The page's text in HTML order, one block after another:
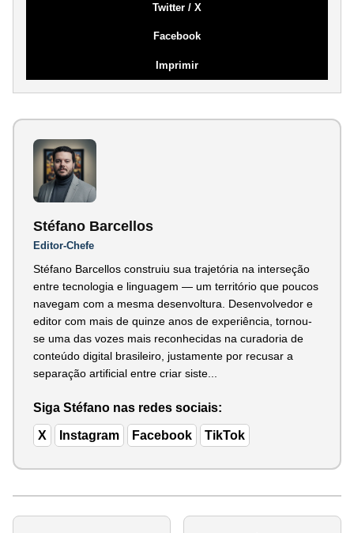
Twitter / X
Facebook
Imprimir
Stéfano Barcellos
Editor-Chefe
Stéfano Barcellos construiu sua trajetória na interseção
entre tecnologia e linguagem — um território que poucos
navegam com a mesma desenvoltura. Desenvolvedor e
editor com mais de quinze anos de experiência, tornou-
se uma das vozes mais reconhecidas na curadoria de
conteúdo digital brasileiro, justamente por recusar a
separação artificial entre criar siste...
Siga Stéfano nas redes sociais:
X Instagram Facebook TikTok